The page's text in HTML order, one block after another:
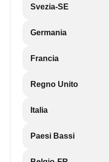
Svezia-SE
Germania
Francia
Regno Unito
Italia
Paesi Bassi